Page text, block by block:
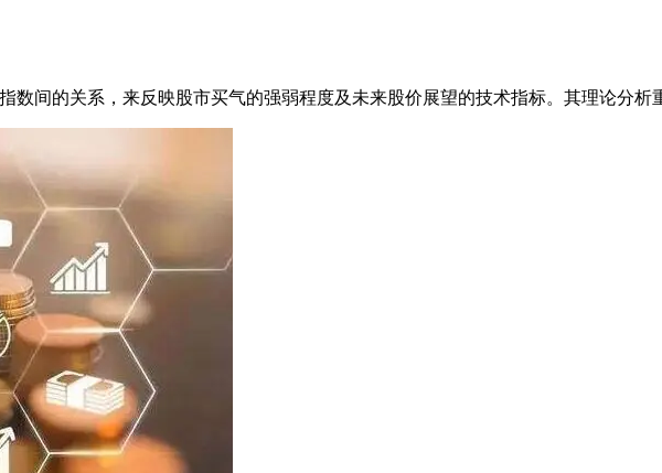
间的关系，来反映股市买气的强弱程度及未来股价展望的技术指标。其理论分析